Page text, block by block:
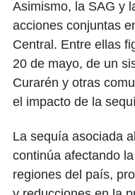
Asimismo, la SAG y
acciones conjuntas
Central. Entre ellas
20 de mayo, de un
Curarén y otras
el impacto de la
La sequía asociada
continúa afectando
regiones del país,